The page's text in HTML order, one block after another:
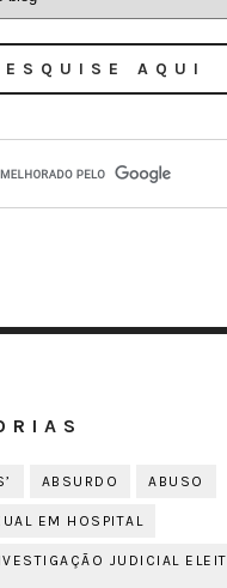
AQUI
ABSURDO ABUSO
EM HOSPITAL
JUDICIAL